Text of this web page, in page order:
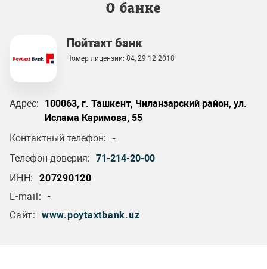
О банке
Пойтахт банк
Номер лицензии: 84, 29.12.2018
Адрес:
100063, г. Ташкент, Чиланзарский район, ул.
Ислама Каримова, 55
Контактный телефон: -
Телефон доверия: 71-214-20-00
ИНН:
207290120
E-mail: -
Сайт:
www.poytaxtbank.uz